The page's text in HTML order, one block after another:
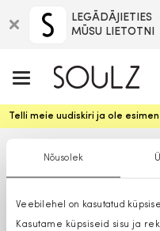
Nõusolek
Veebilehel on kasutatud
Kasutame küpsiseid sisu ja
LEGĀDĀJIETIES
MŪSU LIETOTNI
Telli meie uudiskiri ja ole